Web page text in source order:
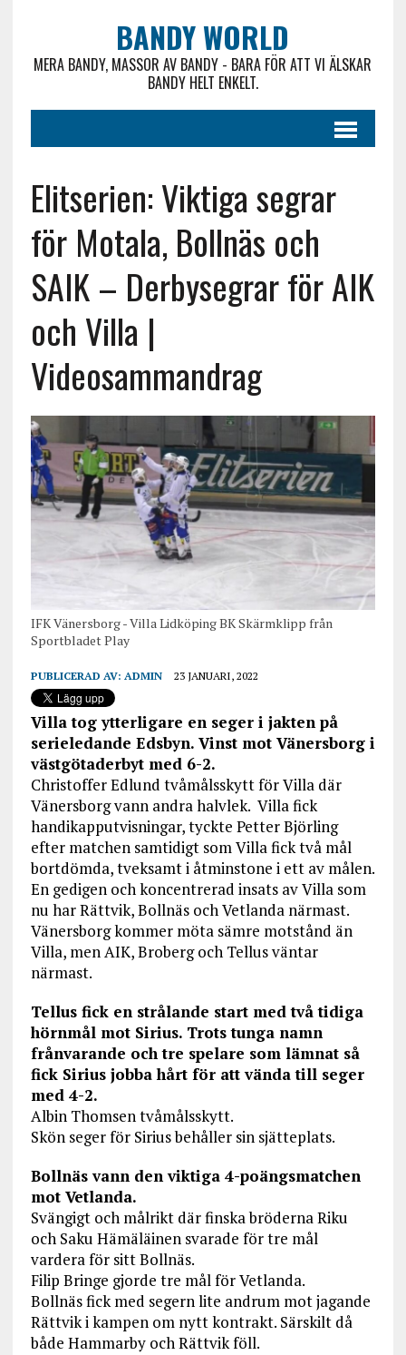
BANDY WORLD
MERA BANDY, MASSOR AV BANDY - BARA FÖR ATT VI ÄLSKAR
BANDY HELT ENKELT.
Elitserien: Viktiga segrar
för Motala, Bollnäs och
SAIK – Derbysegrar för AIK
och Villa |
Videosammandrag
IFK Vänersborg - Villa Lidköping BK Skärmklipp från
Sportbladet Play
PUBLICERAD AV: ADMIN 23 JANUARI, 2022
Villa tog ytterligare en seger i jakten på
serieledande Edsbyn. Vinst mot Vänersborg i
västgötaderbyt med 6-2.
Christoffer Edlund tvåmålsskytt för Villa där
Vänersborg vann andra halvlek. Villa fick
handikapputvisningar, tyckte Petter Björling
efter matchen samtidigt som Villa fick två mål
bortdömda, tveksamt i åtminstone i ett av målen.
En gedigen och koncentrerad insats av Villa som
nu har Rättvik, Bollnäs och Vetlanda närmast.
Vänersborg kommer möta sämre motstånd än
Villa, men AIK, Broberg och Tellus väntar
närmast.
Tellus fick en strålande start med två tidiga
hörnmål mot Sirius. Trots tunga namn
frånvarande och tre spelare som lämnat så
fick Sirius jobba hårt för att vända till seger
med 4-2.
Albin Thomsen tvåmålsskytt.
Skön seger för Sirius behåller sin sjätteplats.
Bollnäs vann den viktiga 4-poängsmatchen
mot Vetlanda.
Svängigt och målrikt där finska bröderna Riku
och Saku Hämäläinen svarade för tre mål
vardera för sitt Bollnäs.
Filip Bringe gjorde tre mål för Vetlanda.
Bollnäs fick med segern lite andrum mot jagande
Rättvik i kampen om nytt kontrakt. Särskilt då
både Hammarby och Rättvik föll.